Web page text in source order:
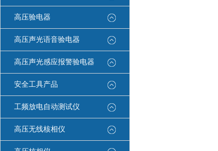
高压验电器
高压声光语音验电器
高压声光感应报警验电器
安全工具产品
工频放电自动测试仪
高压无线核相仪